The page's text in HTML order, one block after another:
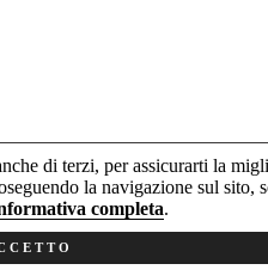
di terzi, per assicurarti la
la navigazione sul sito,
completa.